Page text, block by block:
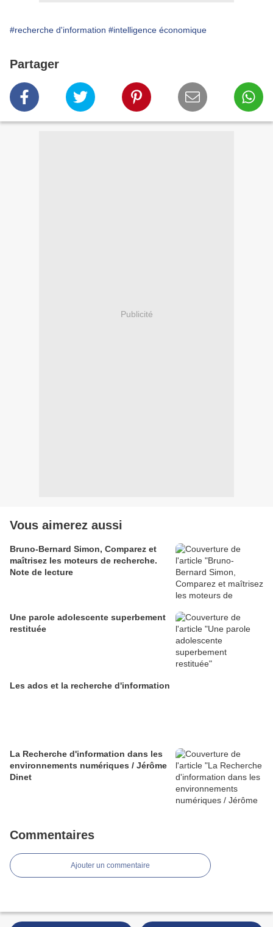
#recherche d'information #intelligence économique
Partager
Publicité
Vous aimerez aussi
Bruno-Bernard Simon, Comparez et
maîtrisez les moteurs de recherche.
Note de lecture
Une parole adolescente superbement
restituée
Les ados et la recherche d'information
La Recherche d'information dans les
environnements numériques / Jérôme
Dinet
Commentaires
Ajouter un commentaire